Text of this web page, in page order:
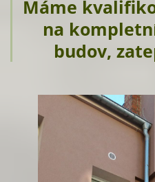
Máme
na
budov,